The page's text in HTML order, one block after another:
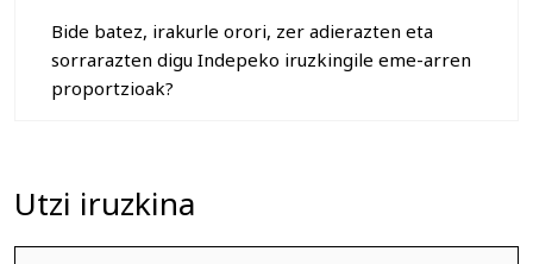
Bide batez, irakurle orori, zer adierazten eta
sorrarazten digu Indepeko iruzkingile eme-arren
proportzioak?
Utzi iruzkina